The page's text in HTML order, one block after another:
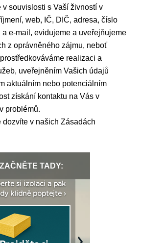
v souvislosti s Vaší živností v
web, IČ, DIČ, adresa, číslo
e-mail, evidujeme a uveřejňujeme
z oprávněného zájmu, neboť
realizaci a
uveřejněním Vašich údajů
aktuálním nebo potenciálním
získání kontaktu na Vás v
problémů.
dozvíte v našich Zásadách
ZAČNĚTE TADY:
si izolaci a pak
klidně poptejte ›